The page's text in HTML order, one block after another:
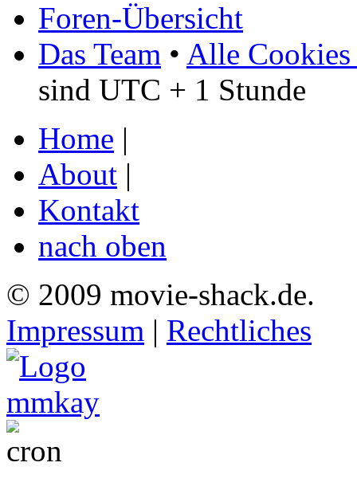
Foren-Übersicht
Das Team • Alle Cookies
sind UTC + 1 Stunde
Home |
About |
Kontakt
nach oben
© 2009 movie-shack.de.
Impressum | Rechtliches